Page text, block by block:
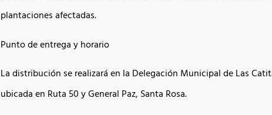
plantaciones afectadas.
Punto de entrega y horario
La distribución se realizará en la Delegación Municipal de Las
ubicada en Ruta 50 y General Paz, Santa Rosa.